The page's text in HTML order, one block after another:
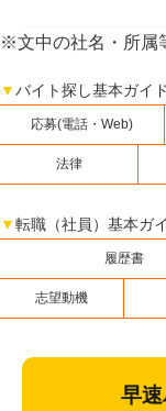
※文中の社名・所属
▼バイト探し基本ガイ
応募(電話・Web)
法律
▼転職（社員）基本ガ
履歴書
志望動機
早